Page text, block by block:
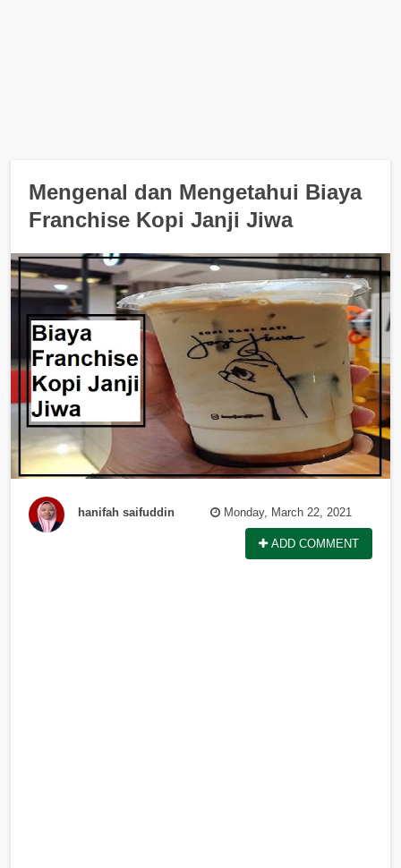
Mengenal dan Mengetahui Biaya
Franchise Kopi Janji Jiwa
hanifah saifuddin Monday, March 22, 2021
ADD COMMENT